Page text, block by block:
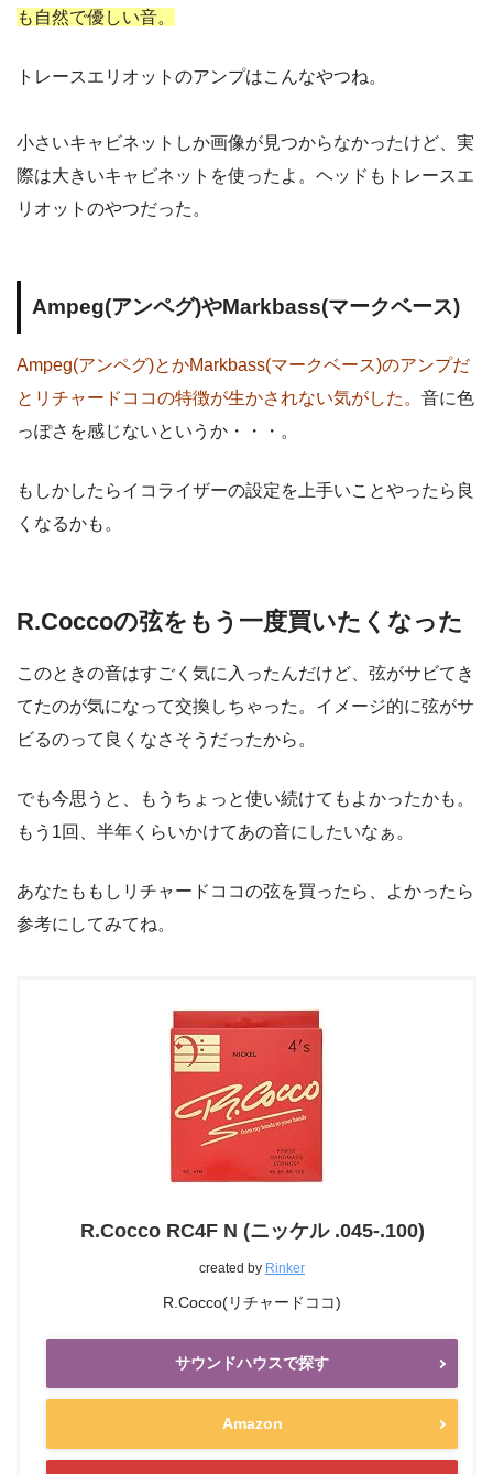
も自然で優しい音。
トレースエリオットのアンプはこんなやつね。
小さいキャビネットしか画像が見つからなかったけど、実
際は大きいキャビネットを使ったよ。ヘッドもトレースエ
リオットのやつだった。
Ampeg(アンペグ)やMarkbass(マークベース)
Ampeg(アンペグ)とかMarkbass(マークベース)のアンプだ
とリチャードココの特徴が生かされない気がした。 音に色
っぽさを感じないというか・・・。
もしかしたらイコライザーの設定を上手いことやったら良
くなるかも。
R.Coccoの弦をもう一度買いたくなった
このときの音はすごく気に入ったんだけど、弦がサビてき
てたのが気になって交換しちゃった。イメージ的に弦がサ
ビるのって良くなさそうだったから。
でも今思うと、もうちょっと使い続けてもよかったかも。
もう1回、半年くらいかけてあの音にしたいなぁ。
あなたももしリチャードココの弦を買ったら、よかったら
参考にしてみてね。
R.Cocco RC4F N (ニッケル .045-.100)
created by Rinker
R.Cocco(リチャードココ)
サウンドハウスで探す
Amazon